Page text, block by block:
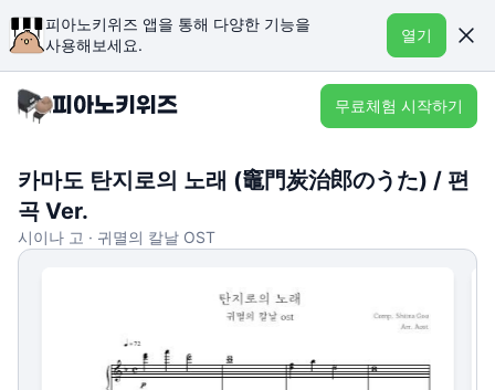
피아노키위즈 앱을 통해 다양한 기능을
사용해보세요.
열기
무료체험 시작하기
카마도 탄지로의 노래 (竈門炭治郎のうた) / 편
곡 Ver.
시이나 고 · 귀멸의 칼날 OST